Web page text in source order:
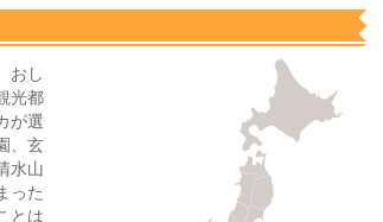
おし
光都
が選
、玄
水山
った
とは